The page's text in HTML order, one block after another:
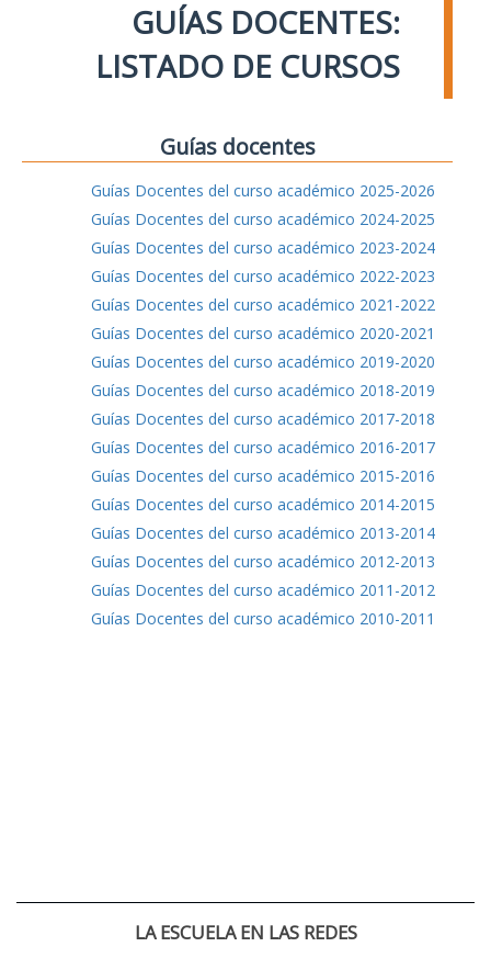
GUÍAS DOCENTES:
LISTADO DE CURSOS
Guías docentes
Guías Docentes del curso académico 2025-2026
Guías Docentes del curso académico 2024-2025
Guías Docentes del curso académico 2023-2024
Guías Docentes del curso académico 2022-2023
Guías Docentes del curso académico 2021-2022
Guías Docentes del curso académico 2020-2021
Guías Docentes del curso académico 2019-2020
Guías Docentes del curso académico 2018-2019
Guías Docentes del curso académico 2017-2018
Guías Docentes del curso académico 2016-2017
Guías Docentes del curso académico 2015-2016
Guías Docentes del curso académico 2014-2015
Guías Docentes del curso académico 2013-2014
Guías Docentes del curso académico 2012-2013
Guías Docentes del curso académico 2011-2012
Guías Docentes del curso académico 2010-2011
LA ESCUELA EN LAS REDES